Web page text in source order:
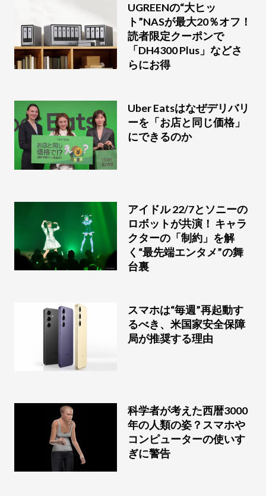
UGREENの“大ヒッ
ト”NASが最大20％オフ！
読者限定クーポンで
「DH4300 Plus」などさ
らにお得
Uber Eatsはなぜデリバリ
ーを「お店と同じ価格」
にできるのか
アイドル 22/7とソニーの
ロボットが共演！ キャラ
クターの「制約」を解
く“最先端エンタメ”の舞
台裏
スマホは“毎週”再起動す
るべき、米国家安全保障
局が推奨する理由
科学者が考えた西暦3000
年の人類の姿？スマホや
コンピューターの使いす
ぎに警告